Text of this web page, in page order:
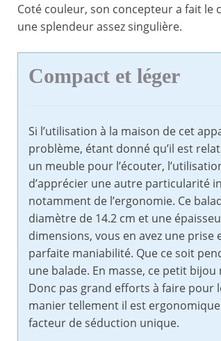
Coté couleur, son concepteur a fait le
une splendeur assez singulière.
Compact et léger
Si l’utilisation à la maison de cet
problème, étant donné qu’il est
un meuble pour l’écouter,
d’apprécier une autre particularité
notamment de l’ergonomie. Ce
diamètre de 14.2 cm et une
dimensions, vous en avez une
parfaite maniabilité. Que ce soit
une balade. En masse, ce petit bijou
Donc pas grand efforts à faire pour
manier tellement il est
facteur de séduction unique.